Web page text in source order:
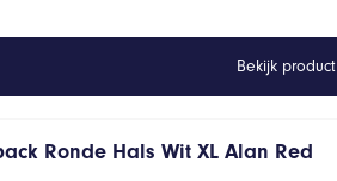
Bekijk product
Ronde Hals Wit XL Alan Red